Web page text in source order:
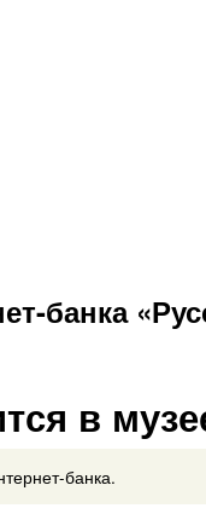
банка
в
банка.